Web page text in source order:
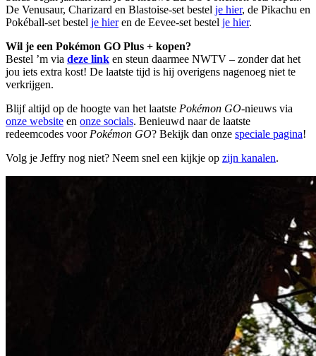
De Venusaur, Charizard en Blastoise-set bestel je hier, de Pikachu en
Pokéball-set bestel je hieren de Eevee-set bestel je hier.
Wil je een Pokémon GO Plus + kopen?
Bestel ’m via deze link en steun daarmee NWTV – zonder dat het
jou iets extra kost! De laatste tijd is hij overigens nagenoeg niet te
verkrijgen.
Blijf altijd op de hoogte van het laatste Pokémon GO-nieuws via
onze website en onze socials. Benieuwd naar de laatste
redeemcodes voor Pokémon GO? Bekijk dan onze speciale pagina!
Volg je Jeffry nog niet? Neem snel een kijkje op zijn kanalen.